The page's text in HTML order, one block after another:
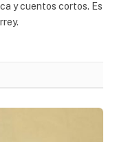
y cuentos cortos. Es